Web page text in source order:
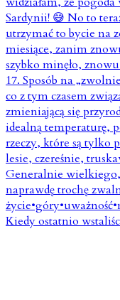
Kiedy ostatnio